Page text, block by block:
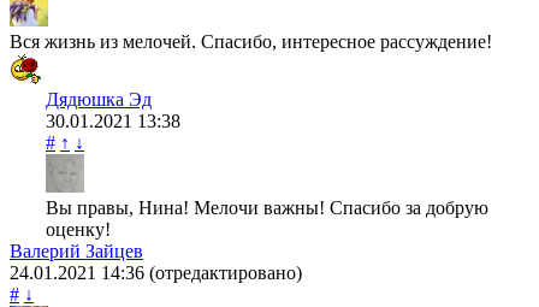
Вся жизнь из мелочей. Спасибо, интересное рассуждение!
Дядюшка Эд
30.01.2021 13:38
# ↑ ↓
Вы правы, Нина! Мелочи важны! Спасибо за добрую
оценку!
Валерий Зайцев
24.01.2021 14:36 (отредактировано)
# ↓